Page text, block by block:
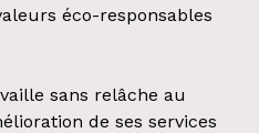
éco-responsables
sans relâche au
de ses services